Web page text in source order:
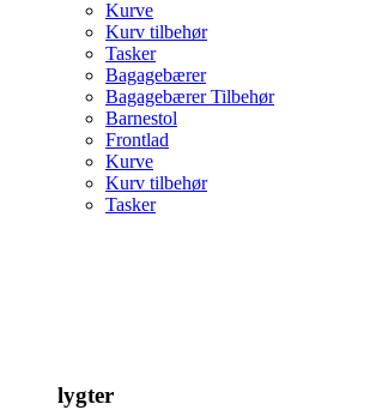
Kurve
Kurv tilbehør
Tasker
Bagagebærer
Bagagebærer Tilbehør
Barnestol
Frontlad
Kurve
Kurv tilbehør
Tasker
lygter